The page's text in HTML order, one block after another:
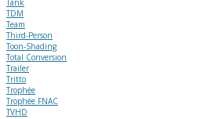
Tank
TDM
Team
Third-Person
Toon-Shading
Total Conversion
Trailer
Tritto
Trophée
Trophée FNAC
TVHD